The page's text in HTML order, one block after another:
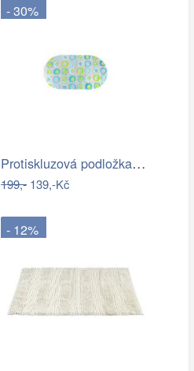
- 30%
Protiskluzová podložka do koupelny…
199,-139,-Kč
- 12%